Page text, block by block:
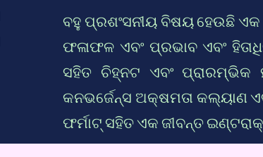
ବହୁ ପ୍ରଶଂସନୀୟ ବିଷୟ ହେଉଛି ଏକ
ଫଳାଫଳ ଏବଂ ପ୍ରଭାବ ଏବଂ
ସହିତ ଚିହ୍ନଟ ଏବଂ ପ୍ରାରମ୍ଭିକ
କନଭର୍ଜେନ୍ସ ଅକ୍ଷମତା କଲ୍ୟାଣ
ଫର୍ମାଟ୍ ସହିତ ଏକ ଜୀବନ୍ତ